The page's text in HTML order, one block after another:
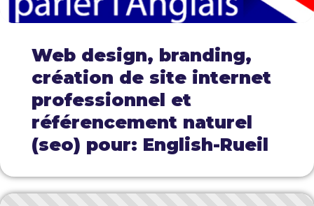
Web design, branding,
création de site internet
professionnel et
référencement naturel
(seo) pour: English-Rueil